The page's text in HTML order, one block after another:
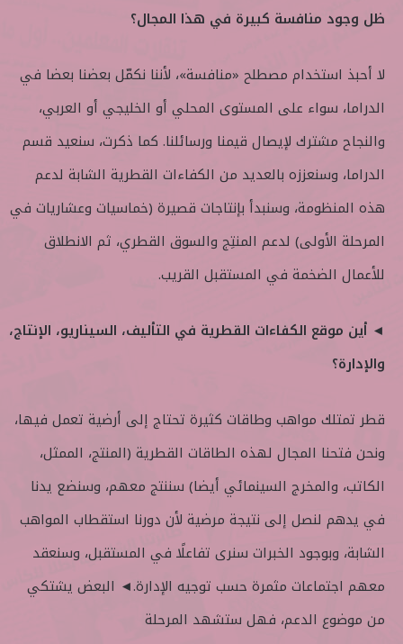
ظل وجود منافسة كبيرة في هذا المجال؟
لا أحبذ استخدام مصطلح «منافسة»، لأننا نكمّل بعضنا بعضا في
الدراما، سواء على المستوى المحلي أو الخليجي أو العربي،
والنجاح مشترك لإيصال قيمنا ورسائلنا. كما ذكرت، سنعيد قسم
الدراما، وسنعززه بالعديد من الكفاءات القطرية الشابة لدعم
هذه المنظومة، وسنبدأ بإنتاجات قصيرة (خماسيات وعشاريات في
المرحلة الأولى) لدعم المنتِج والسوق القطري، ثم الانطلاق
للأعمال الضخمة في المستقبل القريب.
◄ أين موقع الكفاءات القطرية في التأليف، السيناريو، الإنتاج،
والإدارة؟
قطر تمتلك مواهب وطاقات كثيرة تحتاج إلى أرضية تعمل فيها،
ونحن فتحنا المجال لهذه الطاقات القطرية (المنتج، الممثل،
الكاتب، والمخرج السينمائي أيضا) سننتج معهم، وسنضع يدنا
في يدهم لنصل إلى نتيجة مرضية لأن دورنا استقطاب المواهب
الشابة، وبوجود الخبرات سنرى تفاعلًا في المستقبل، وسنعقد
معهم اجتماعات مثمرة حسب توجيه الإدارة.◄ البعض يشتكي
من موضوع الدعم، فهل ستشهد المرحلة